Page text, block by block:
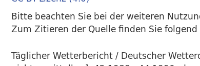
Bitte beachten Sie bei der weiteren
Zum Zitieren der Quelle finden Sie
Täglicher Wetterbericht / Deutscher